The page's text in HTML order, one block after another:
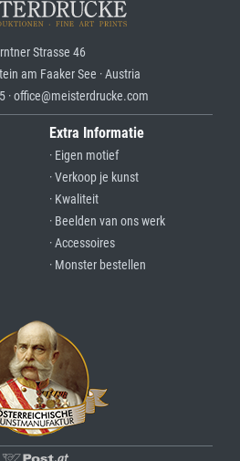
Strasse 46
am Faaker See · Austria
· office@meisterdrucke.com
Extra Informatie
· Eigen motief
· Verkoop je kunst
· Kwaliteit
· Beelden van ons werk
· Accessoires
· Monster bestellen